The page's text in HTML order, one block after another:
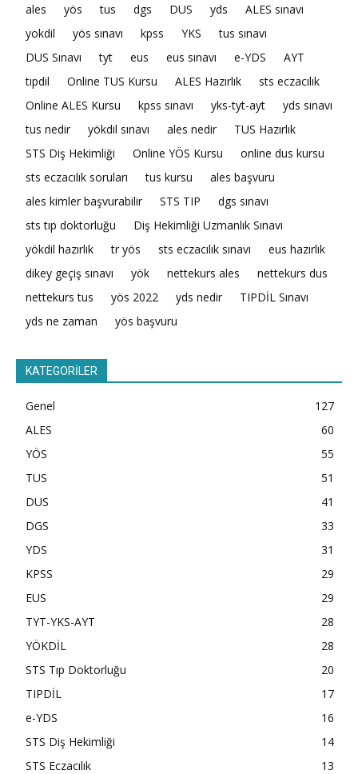
ales yös tus dgs DUS yds
ALES sınavı
yokdil
yös sınavı kpss YKS
tus sınavı
DUS Sınavı
tyt eus eus sınavı e-YDS
AYT
tıpdil
Online TUS Kursu ALES Hazırlık
sts eczacılık
Online ALES Kursu
kpss sınavı yks-tyt-ayt
yds sınavı
tus nedir
yökdil sınavı ales nedir
TUS Hazırlık
STS Diş Hekimliği
Online YÖS Kursu
online dus kursu
sts eczacılık soruları
tus kursu
ales başvuru
ales kimler başvurabilir
STS TIP
dgs sınavı
sts tıp doktorluğu
Diş Hekimliği Uzmanlık Sınavı
yökdil hazırlık
tr yös sts eczacılık sınavı
eus hazırlık
dikey geçiş sınavı
yök nettekurs ales
nettekurs dus
nettekurs tus
yös 2022 yds nedir
TIPDİL Sınavı
yds ne zaman
yös başvuru
KATEGORİLER
Genel
127
ALES
60
YÖS
55
TUS
51
DUS
41
DGS
33
YDS
31
KPSS
29
EUS
29
TYT-YKS-AYT
28
YÖKDİL
28
STS Tıp Doktorluğu
20
TIPDİL
17
e-YDS
16
STS Diş Hekimliği
14
STS Eczacılık
13